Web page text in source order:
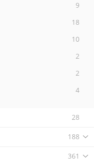
9
18
10
2
2
4
28
188
361